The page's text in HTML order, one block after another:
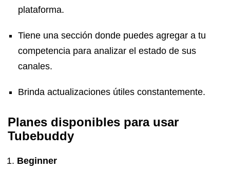
plataforma.
Tiene una sección donde puedes agregar a tu
competencia para analizar el estado de sus
canales.
Brinda actualizaciones útiles constantemente.
Planes disponibles para usar
Tubebuddy
Beginner